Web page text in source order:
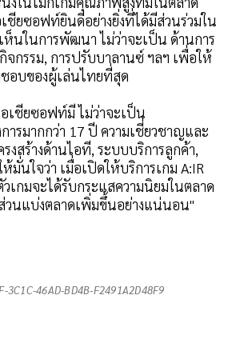
ชียซอฟท์ยินดีอย่างยิ่งที่ได้มีส่วนร่วมใน
ห็นในการพัฒนา ไม่ว่าจะเป็น ด้านการ
จกรรม, การปรับบาลานซ์ ฯลฯ เพื่อให้
อบของผู้เล่นไทยที่สุด
เชียซอฟท์มี ไม่ว่าจะเป็น
ารมากกว่า 17 ปี ความเชี่ยวชาญและ
งสร้างด้านไอที, ระบบบริการลูกค้า,
มั่นใจว่า เมื่อเปิดให้บริการเกม A:IR
เกมจะได้รับกระแสความนิยมในตลาด
วนแบ่งตลาดเพิ่มขึ้นอย่างแน่นอน"
3C1C-46AD-BD4B-F2491A2D48F9